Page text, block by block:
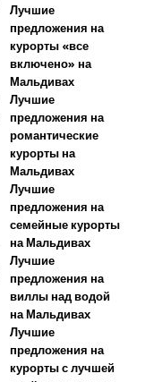
Лучшие
предложения на
курорты «все
включено» на
Мальдивах
Лучшие
предложения на
романтические
курорты на
Мальдивах
Лучшие
предложения на
семейные курорты
на Мальдивах
Лучшие
предложения на
виллы над водой
на Мальдивах
Лучшие
предложения на
курорты с лучшей